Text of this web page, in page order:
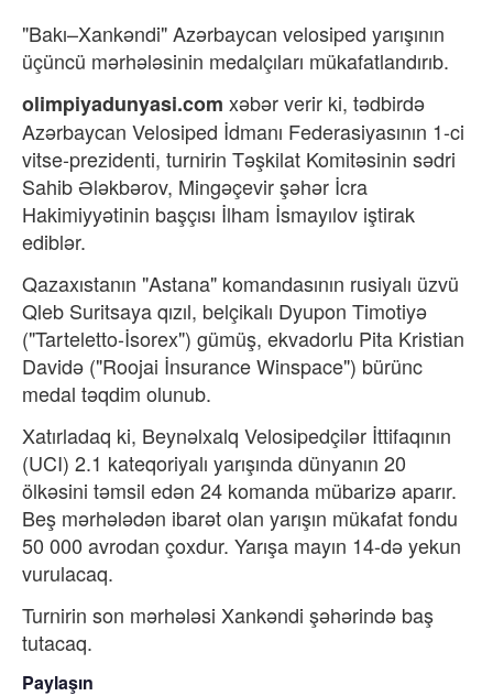
"Bakı–Xankəndi" Azərbaycan velosiped yarışının
üçüncü mərhələsinin medalçıları mükafatlandırıb.
olimpiyadunyasi.com xəbər verir ki, tədbirdə
Azərbaycan Velosiped İdmanı Federasiyasının 1-ci
vitse-prezidenti, turnirin Təşkilat Komitəsinin sədri
Sahib Ələkbərov, Mingəçevir şəhər İcra
Hakimiyyətinin başçısı İlham İsmayılov iştirak
ediblər.
Qazaxıstanın "Astana" komandasının rusiyalı üzvü
Qleb Suritsaya qızıl, belçikalı Dyupon Timotiyə
("Tarteletto-İsorex") gümüş, ekvadorlu Pita Kristian
Davidə ("Roojai İnsurance Winspace") bürünc
medal təqdim olunub.
Xatırladaq ki, Beynəlxalq Velosipedçilər İttifaqının
(UCI) 2.1 kateqoriyalı yarışında dünyanın 20
ölkəsini təmsil edən 24 komanda mübarizə aparır.
Beş mərhələdən ibarət olan yarışın mükafat fondu
50 000 avrodan çoxdur. Yarışa mayın 14-də yekun
vurulacaq.
Turnirin son mərhələsi Xankəndi şəhərində baş
tutacaq.
Paylaşın